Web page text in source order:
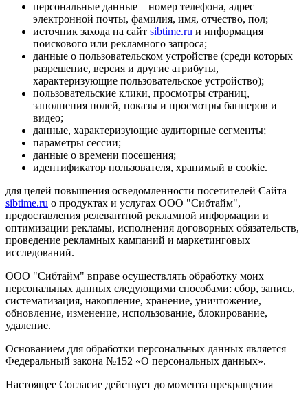
персональные данные – номер телефона, адрес
электронной почты, фамилия, имя, отчество, пол;
источник захода на сайт sibtime.ru и информация
поискового или рекламного запроса;
данные о пользовательском устройстве (среди которых
разрешение, версия и другие атрибуты,
характеризующие пользовательское устройство);
пользовательские клики, просмотры страниц,
заполнения полей, показы и просмотры баннеров и
видео;
данные, характеризующие аудиторные сегменты;
параметры сессии;
данные о времени посещения;
идентификатор пользователя, хранимый в cookie.
для целей повышения осведомленности посетителей Сайта
sibtime.ru о продуктах и услугах ООО "Сибтайм",
предоставления релевантной рекламной информации и
оптимизации рекламы, исполнения договорных обязательств,
проведение рекламных кампаний и маркетинговых
исследований.
ООО "Сибтайм" вправе осуществлять обработку моих
персональных данных следующими способами: сбор, запись,
систематизация, накопление, хранение, уничтожение,
обновление, изменение, использование, блокирование,
удаление.
Основанием для обработки персональных данных является
Федеральный закона №152 «О персональных данных».
Настоящее Согласие действует до момента прекращения